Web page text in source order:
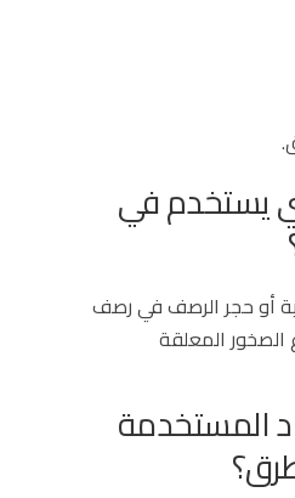
يستخدم في
أو حجر الرصف في رصف
المعلقة
المستخدمة